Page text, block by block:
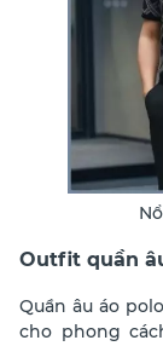
Outfit quần
Quần âu áo
cho phong